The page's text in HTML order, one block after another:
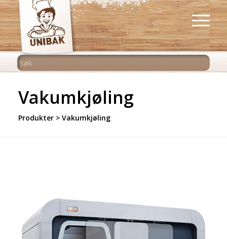
Vakumkjøling
Produkter> Vakumkjøling